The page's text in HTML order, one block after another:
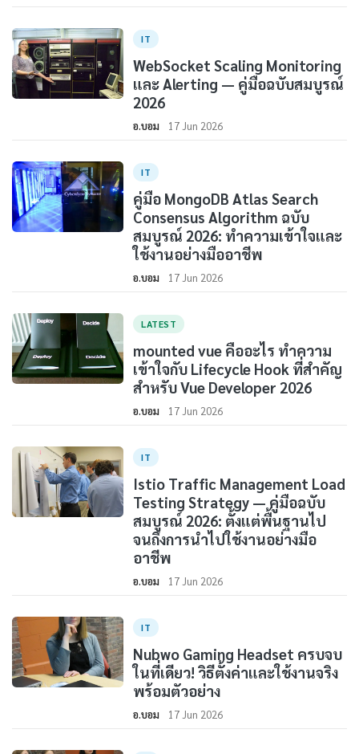
IT
WebSocket Scaling Monitoring
และ Alerting — คู่มือฉบับสมบูรณ์
2026
อ.บอม 17 Jun 2026
IT
คู่มือ MongoDB Atlas Search
Consensus Algorithm ฉบับ
สมบูรณ์ 2026: ทำความเข้าใจและ
ใช้งานอย่างมืออาชีพ
อ.บอม 17 Jun 2026
LATEST
mounted vue คืออะไร ทำความ
เข้าใจกับ Lifecycle Hook ที่สำคัญ
สำหรับ Vue Developer 2026
อ.บอม 17 Jun 2026
IT
Istio Traffic Management Load
Testing Strategy — คู่มือฉบับ
สมบูรณ์ 2026: ตั้งแต่พื้นฐานไป
จนถึงการนำไปใช้งานอย่างมือ
อาชีพ
อ.บอม 17 Jun 2026
IT
Nubwo Gaming Headset ครบจบ
ในที่เดียว! วิธีตั้งค่าและใช้งานจริง
พร้อมตัวอย่าง
อ.บอม 17 Jun 2026